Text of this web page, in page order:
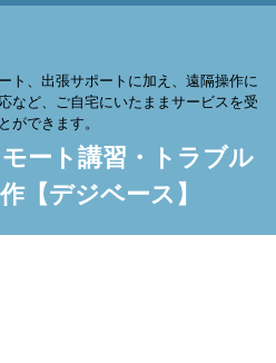
ト、出張サポートに加え、遠隔操作に
など、ご自宅にいたままサービスを受
ができます。
ート講習・トラブル
【デジベース】